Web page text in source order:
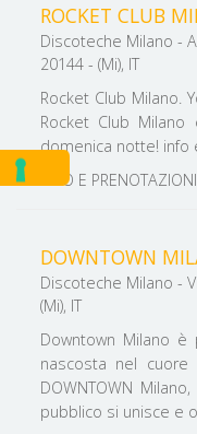
ROCKET CLUB
Discoteche Milano -
20144 - (Mi), IT
Rocket Club Milano.
Rocket Club
domenica notte! info
INFO E
DOWNTOWN
Discoteche Milano -
(Mi), IT
Downtown Milano
nascosta nel cuore
DOWNTOWN
pubblico si unisce e